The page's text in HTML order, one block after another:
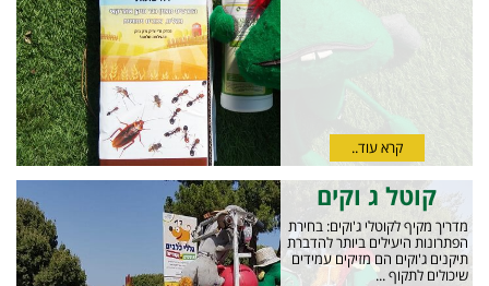
קרא עוד..
קוטל ג וקים
מדריך מקיף לקוטלי ג'וקים: בחירת
הפתרונות היעילים ביותר להדברת
תיקנים ג'וקים הם מזיקים עמידים
שיכולים לתקוף ...